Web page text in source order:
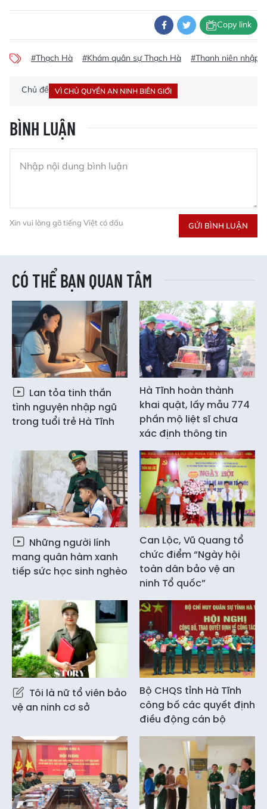
Copy link
#Thạch Hà #Khám quân sự Thạch Hà #Thanh niên nhập
Chủ đề VÌ CHỦ QUYỀN AN NINH BIÊN GIỚI
BÌNH LUẬN
Xin vui lòng gõ tiếng Việt có dấu GỬI BÌNH LUẬN
CÓ THỂ BẠN QUAN TÂM
Lan tỏa tinh thần
tình nguyện nhập ngũ
trong tuổi trẻ Hà Tĩnh
Hà Tĩnh hoàn thành
khai quật, lấy mẫu 774
phần mộ liệt sĩ chưa
xác định thông tin
Những người lính
mang quân hàm xanh
tiếp sức học sinh nghèo
Can Lộc, Vũ Quang tổ
chức điểm “Ngày hội
toàn dân bảo vệ an
ninh Tổ quốc”
Tôi là nữ tổ viên bảo
vệ an ninh cơ sở
Bộ CHQS tỉnh Hà Tĩnh
công bố các quyết định
điều động cán bộ